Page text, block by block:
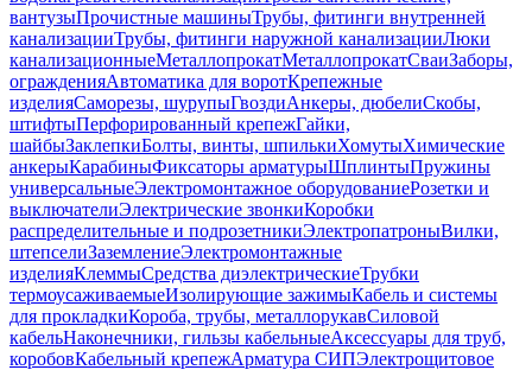
вантузыПрочистные машиныТрубы, фитинги внутренней
канализацииТрубы, фитинги наружной канализацииЛюки
канализационныеМеталлопрокатМеталлопрокатСваиЗаборы,
огражденияАвтоматика для воротКрепежные
изделияСаморезы, шурупыГвоздиАнкеры, дюбелиСкобы,
штифтыПерфорированный крепежГайки,
шайбыЗаклепкиБолты, винты, шпилькиХомутыХимические
анкерыКарабиныФиксаторы арматурыШплинтыПружины
универсальныеЭлектромонтажное оборудованиеРозетки и
выключателиЭлектрические звонкиКоробки
распределительные и подрозетникиЭлектропатроныВилки,
штепселиЗаземлениеЭлектромонтажные
изделияКлеммыСредства диэлектрическиеТрубки
термоусаживаемыеИзолирующие зажимыКабель и системы
для прокладкиКороба, трубы, металлорукавСиловой
кабельНаконечники, гильзы кабельныеАксессуары для труб,
коробовКабельный крепежАрматура СИПЭлектрощитовое